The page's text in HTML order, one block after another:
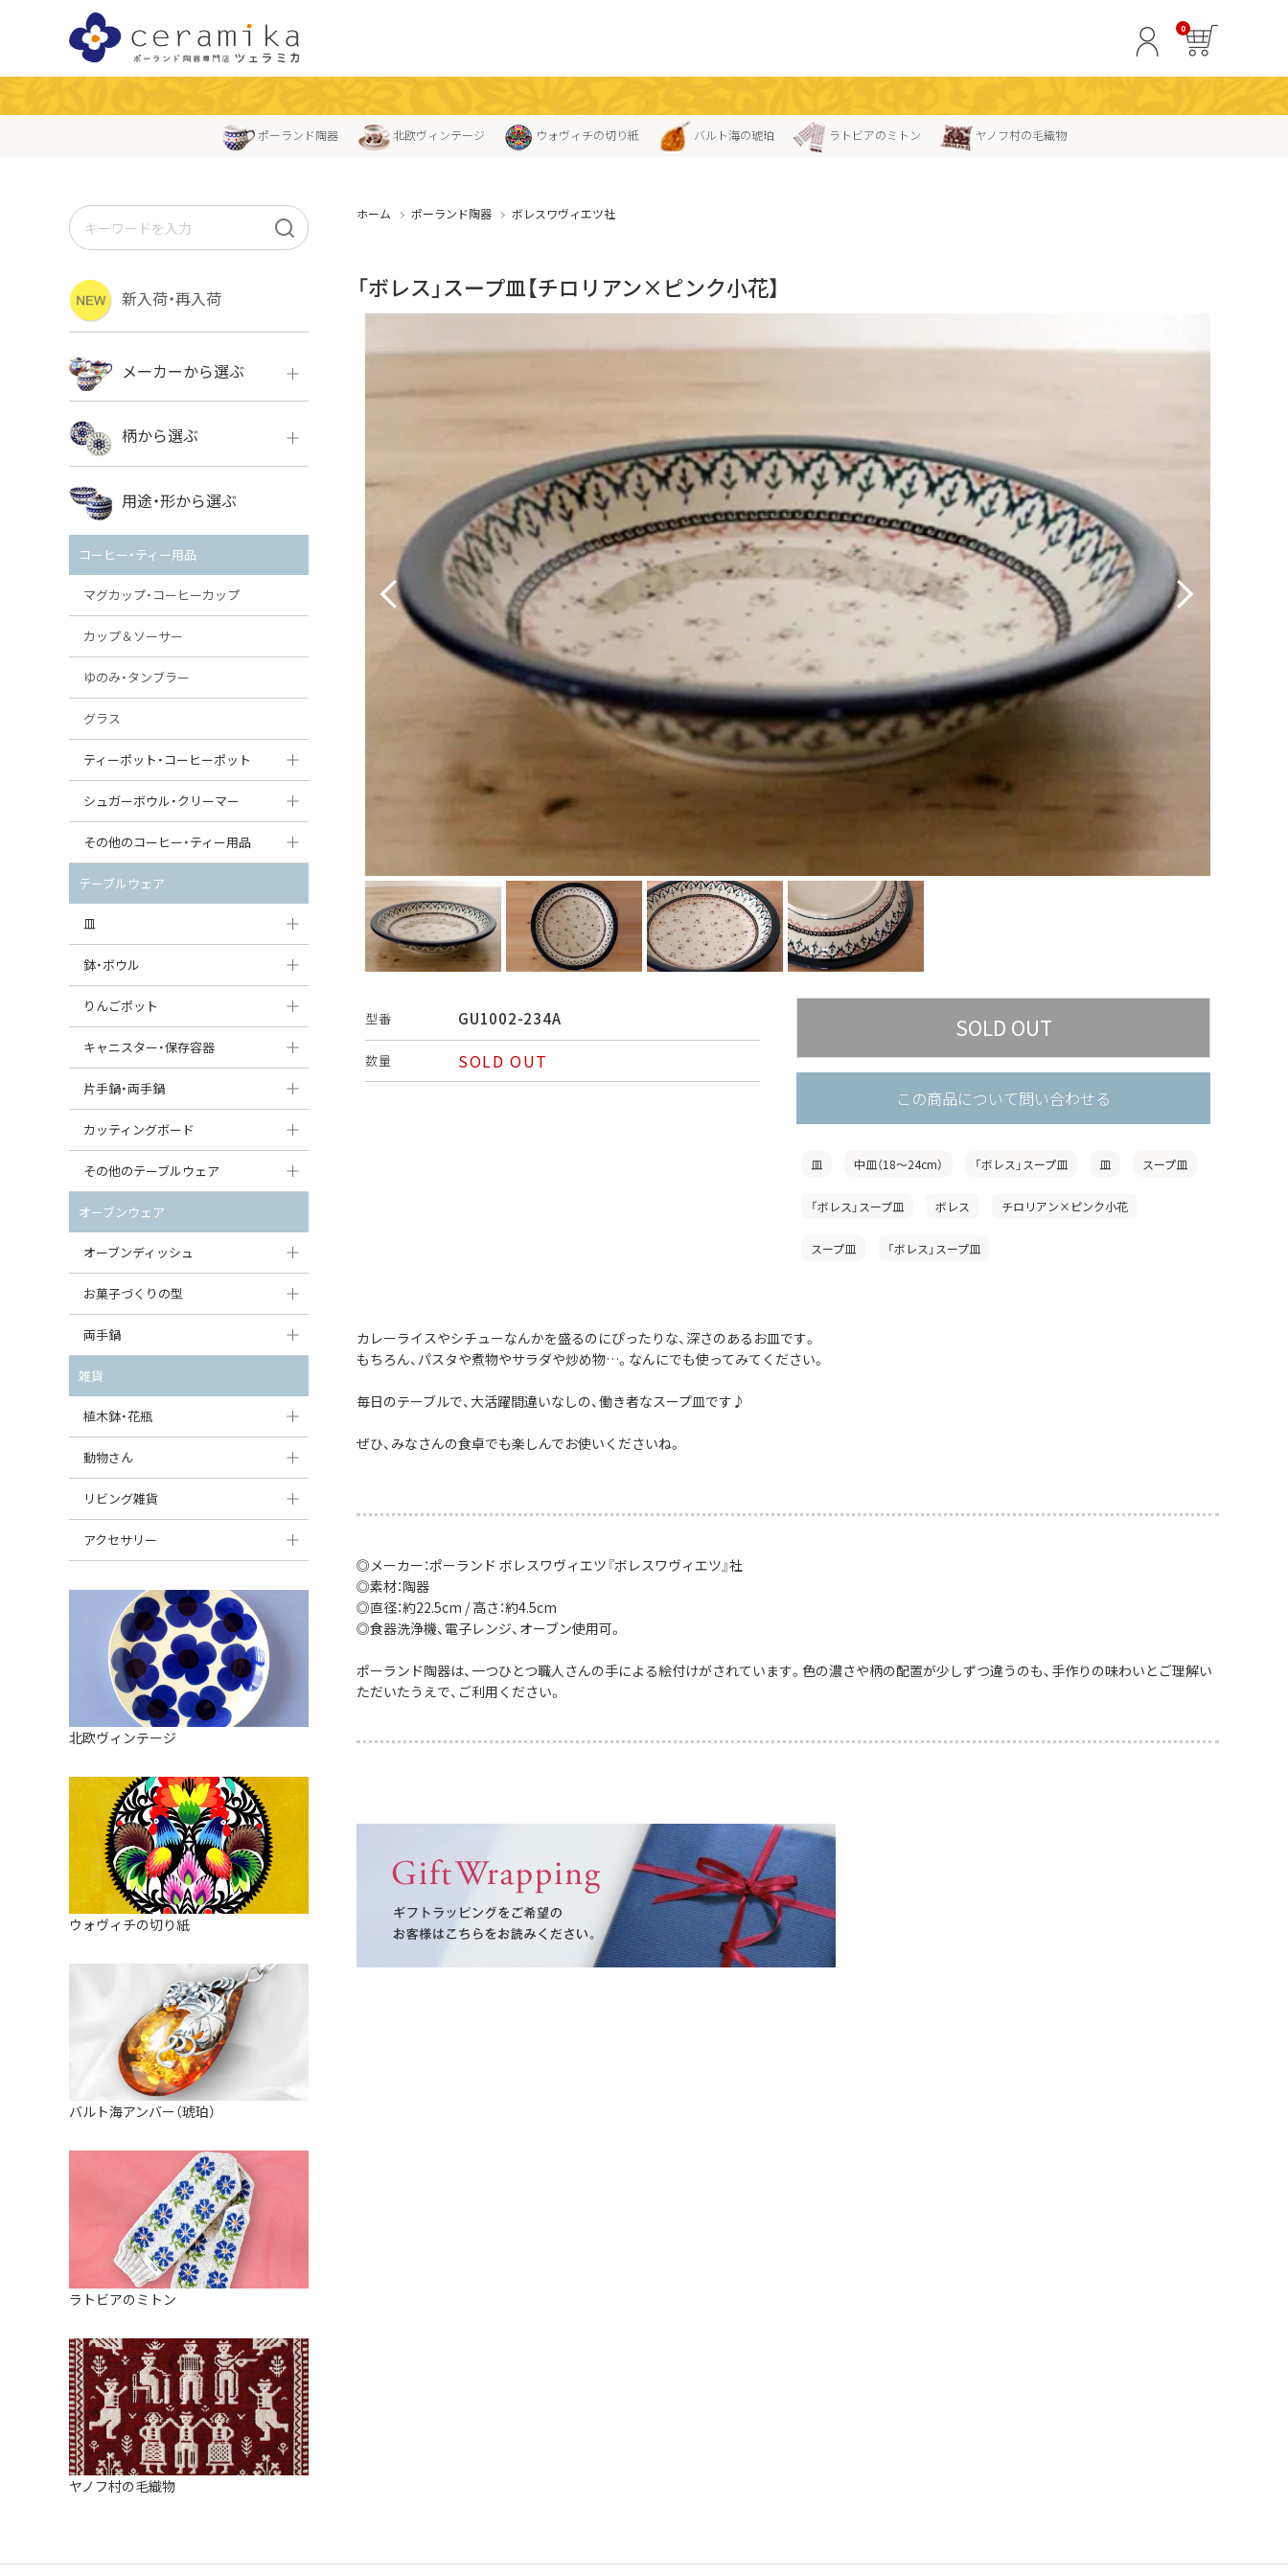
0
ポーランド陶器 北欧ヴィンテージ ウォヴィチの切り紙 バルト海の琥珀 ラトビアのミトン ヤノフ村の毛織物
ホーム ポーランド陶器 ボレスワヴィエツ社
「ボレス」スープ皿【チロリアン×ピンク小花】
型番 GU1002-234A
数量
SOLD OUT
この商品について問い合わせる
皿 中皿（18〜24cm） 「ボレス」スープ皿 皿 スープ皿
「ボレス」スープ皿 ボレス チロリアン×ピンク小花
スープ皿 「ボレス」スープ皿
カレーライスやシチューなんかを盛るのにぴったりな、深さのあるお皿です。
もちろん、パスタや煮物やサラダや炒め物…。なんにでも使ってみてください。
毎日のテーブルで、大活躍間違いなしの、働き者なスープ皿です♪
ぜひ、みなさんの食卓でも楽しんでお使いくださいね。
◎メーカー：ポーランド ボレスワヴィエツ『ボレスワヴィエツ』社
◎素材：陶器
◎直径：約22.5cm / 高さ：約4.5cm
◎食器洗浄機、電子レンジ、オーブン使用可。
ポーランド陶器は、一つひとつ職人さんの手による絵付けがされています。色の濃さや柄の配置が少しずつ違うのも、手作りの味わいとご理解い
ただいたうえで、ご利用ください。
新入荷・再入荷
メーカーから選ぶ
ボレス
VENA
ミレナ
柄から選ぶ
ボレス
用途・形から選ぶ
コーヒー・ティー用品
マグカップ・コーヒーカップ
カップ＆ソーサー
ゆのみ・タンブラー
グラス
ティーポット・コーヒーポット
ティーポット
コーヒーポット
シュガーボウル・クリーマー
シュガーボウル
クリーマー
その他のコーヒー・ティー用品
ポットウォーマー
ピッチャー
コーヒードリッパー
すべて見る
テーブルウェア
皿
大皿（24cm〜）
中皿（18〜24cm）
丸皿
スープ皿
ダルマプレート
たまご型プレート
ハート型プレート
変形プレート
分割ディッシュ
すべて見る
鉢・ボウル
大鉢（21cm〜）
中鉢（16〜21cm）
丸鉢・どんぶり・ボウル
茶碗
オーバルボウル
ハートボウル
葉っぱ型ボウル
りんご型ボウル
いちご型ボウル
星型ボウル
スープカップ
そば猪口・フリーカップ
ココット
薬味入れ
ミキシングボウル
すべて見る
りんごポット
りんごポット
りんごポット小
キャニスター・保存容器
キャニスター
つぼ
ガーリックポット
オニオンキャニスター
ガーリックキャニスター
チーズケース
バターディッシュ
六角形ポット
ボトル
すべて見る
片手鍋・両手鍋
ソースパン（片手鍋）
スープチュリーン
カッティングボード
角型カッティングボード
丸型カッティングボード
すべて見る
その他のテーブルウェア
調味料入れ
グレイヴィーボート
エッグカップ
ケーキスタンド
カトラリー
はしおき・カトラリーレスト
オーブンウェア
オーブンディッシュ
大型（24cm〜）
中型（18〜24cm）
スクエアオーブンディッシュ
オーバルオーブンディッシュ
すべて見る
お菓子づくりの型
パウンド型
マフィン型
すべて見る
両手鍋
チュリーン
キャセロール
すべて見る
雑貨
植木鉢・花瓶
植木鉢
花瓶
動物さん
フィギュア・置物
貯金箱
オーナメント
クリーマー
リビング雑貨
スツール
バス・洗面用品
家具小物
小物入れ
アロマポット
バスケット
装飾用タイル・プレート
ミニチュア
天使さま
カードスタンド
マグネット
すべて見る
アクセサリー
ペンダントトップ
すべて見る
北欧ヴィンテージ
ウォヴィチの切り紙
バルト海アンバー（琥珀）
ラトビアのミトン
ヤノフ村の毛織物